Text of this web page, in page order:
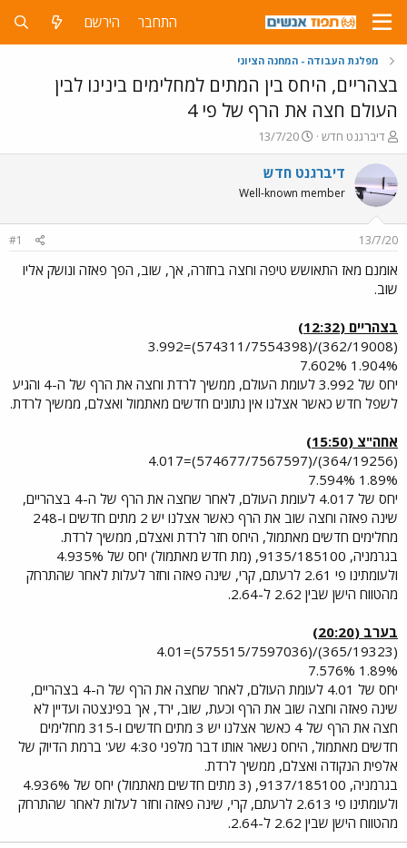
התחבר הירשם
מפלגת העבודה - המחנה הציוני
בצהריים, היחס בין המתים למחלימים בינינו לבין
העולם חצה את הרף של פי 4
פ
ו
ת
ח
ה
ו
ש
א
דיברגנט חדש
פ
ו
ר
ם
ר
13/7/20
דיברגנט חדש
Well-known member
13/7/20
#1
אומנם מאז התאושש טיפה וחצה בחזרה, אך, שוב, הפך פאזה ונושק אליו
שוב.
בצהריים (12:32)
(362/19008)/(574311/7554398)=3.992
1.904% 7.602%
יחס של 3.992 לעומת העולם, ממשיך לרדת וחצה את הרף של ה-4 והגיע
לשפל חדש כאשר אצלנו אין נתונים חדשים מאתמול ואצלם, ממשיך לרדת.
אחה"צ (15:50)
(364/19256)/(574677/7567597)=4.017
1.89% 7.594%
יחס של 4.017 לעומת העולם, לאחר שחצה את הרף של ה-4 בצהריים,
שינה פאזה וחצה שוב את הרף כאשר אצלנו יש 2 מתים חדשים ו-248
מחלימים חדשים מאתמול, היחס חזר לרדת ואצלם, ממשיך לרדת.
בגרמניה, 9135/185100, (מת חדש מאתמול) יחס של 4.935%
ולעומתינו פי 2.61 לרעתם, קרי, שינה פאזה וחזר לעלות לאחר שהתרחק
מהטווח הישן שבין 2.62 ל-2.64.
בערב (20:20)
(365/19323)/(575515/7597036)=4.01
1.89% 7.576%
יחס של 4.01 לעומת העולם, לאחר שחצה את הרף של ה-4 בצהריים,
שינה פאזה וחצה שוב את הרף וכעת, שוב, ירד, אך בפינצטה ועדיין לא
חצה את הרף של 4 כאשר אצלנו יש 3 מתים חדשים ו-315 מחלימים
חדשים מאתמול, היחס נשאר אותו דבר מלפני 4:30 שע' ברמת הדיוק של
אלפית הנקודה ואצלם, ממשיך לרדת.
בגרמניה, 9137/185100, (3 מתים חדשים מאתמול) יחס של 4.936%
ולעומתינו פי 2.613 לרעתם, קרי, שינה פאזה וחזר לעלות לאחר שהתרחק
מהטווח הישן שבין 2.62 ל-2.64.